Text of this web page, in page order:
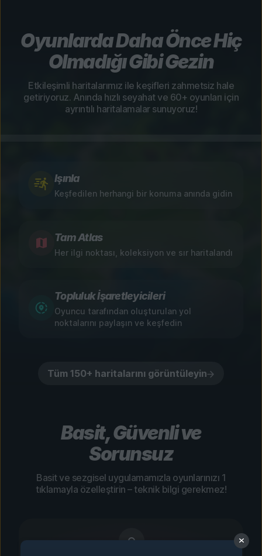
Oyunlarda Daha Önce Hiç
Olmadığı Gibi Gezin
Etkileşimli haritalarımız ile keşifleri zahmetsiz hale
getiriyoruz. Anında hızlı seyahat ve 60+ oyunları için
ayrıntılı haritalamalar sunuyoruz!
Işınla
Keşfedilen herhangi bir konuma anında gidin
Tam Atlas
Her ilgi noktası, koleksiyon ve sır haritalandı
Topluluk İşaretleyicileri
Oyuncu tarafından oluşturulan yol
noktalarını paylaşın ve keşfedin
Tüm 150+ haritalarını görüntüleyin
Basit, Güvenli ve
Sorunsuz
Basit ve sezgisel uygulamamızla oyunlarınızı 1
tıklamayla özelleştirin – teknik bilgi gerekmez!